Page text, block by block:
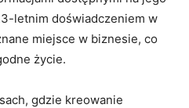
letnim doświadczeniem w
miejsce w biznesie, co
życie.
gdzie kreowanie